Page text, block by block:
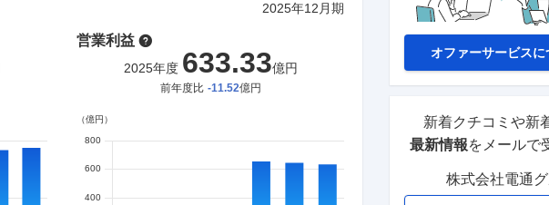
2025年12月期
営業利益
2025年度 633.33億円
前年度比 -11.52億円
オファーサービスに
新着クチコミや新
最新情報をメールで
株式会社電通